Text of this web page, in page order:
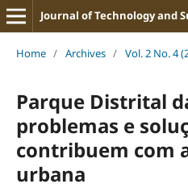
Journal of Technology and
Home / Archives / Vol. 2 No. 4
Parque Distrital
problemas e
contribuem com
urbana